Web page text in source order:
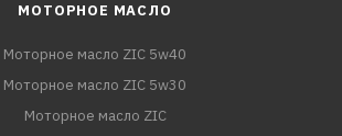
МОТОРНОЕ МАСЛО
Моторное масло ZIC 5w40
Моторное масло ZIC 5w30
Моторное масло ZIC